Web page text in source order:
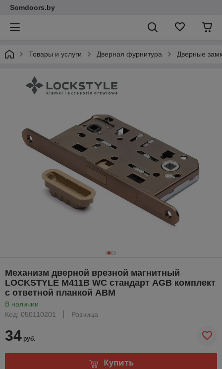
Somdoors.by
Товары и услуги Дверная фурнитура Дверные
Механизм дверной врезной магнитный
LOCKSTYLE М411B WC стандарт AGB комплект
с ответной планкой AВM
В наличии
Код: 050110201
Розница
34 руб.
Купить